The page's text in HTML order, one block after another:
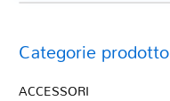
Categorie prodotto
ACCESSORI